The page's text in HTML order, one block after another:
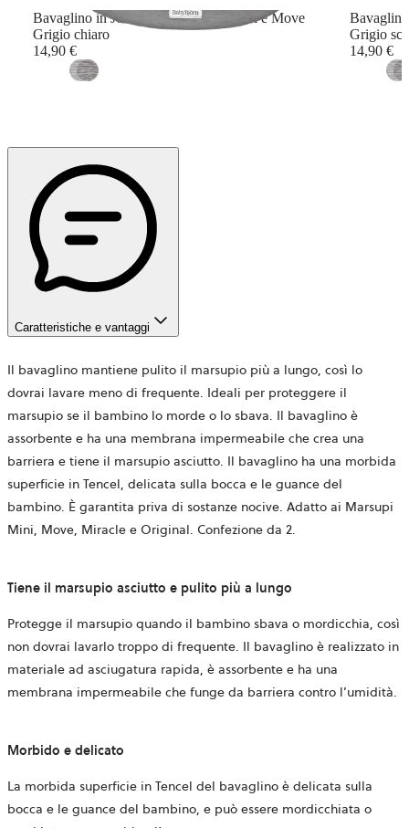
Bavaglino in Jersey per Marsupio Mini e Move
Grigio chiaro
14,90 €
Grigio
14,90 €
Caratteristiche e vantaggi
Il bavaglino mantiene pulito il marsupio più a lungo, così lo
dovrai lavare meno di frequente. Ideali per proteggere il
marsupio se il bambino lo morde o lo sbava. Il bavaglino è
assorbente e ha una membrana impermeabile che crea una
barriera e tiene il marsupio asciutto. Il bavaglino ha una morbida
superficie in Tencel, delicata sulla bocca e le guance del
bambino. È garantita priva di sostanze nocive. Adatto ai Marsupi
Mini, Move, Miracle e Original. Confezione da 2.
Tiene il marsupio asciutto e pulito più a lungo
Protegge il marsupio quando il bambino sbava o mordicchia, così
non dovrai lavarlo troppo di frequente. Il bavaglino è realizzato in
materiale ad asciugatura rapida, è assorbente e ha una
membrana impermeabile che funge da barriera contro l’umidità.
Morbido e delicato
La morbida superficie in Tencel del bavaglino è delicata sulla
bocca e le guance del bambino, e può essere mordicchiata o